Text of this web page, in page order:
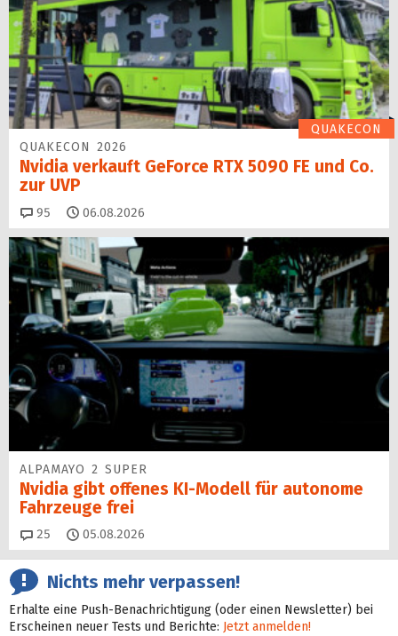
QUAKECON
QUAKECON 2026
Nvidia verkauft GeForce RTX 5090 FE und Co.
zur UVP
95 Kommentare
06.08.2026
ALPAMAYO 2 SUPER
Nvidia gibt offenes KI-Modell für autonome
Fahrzeuge frei
25 Kommentare
05.08.2026
Nichts mehr verpassen!
Erhalte eine Push-Benachrichtigung (oder einen Newsletter) bei
Erscheinen neuer Tests und Berichte: Jetzt anmelden!